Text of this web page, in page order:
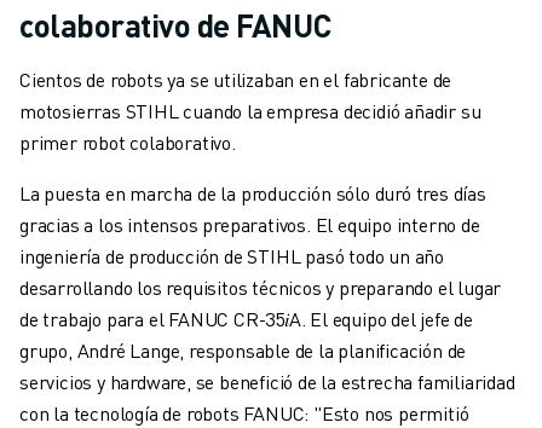
colaborativo de FANUC
Cientos de robots ya se utilizaban en el fabricante de
motosierras STIHL cuando la empresa decidió añadir su
primer robot colaborativo.
La puesta en marcha de la producción sólo duró tres días
gracias a los intensos preparativos. El equipo interno de
ingeniería de producción de STIHL pasó todo un año
desarrollando los requisitos técnicos y preparando el lugar
de trabajo para el FANUC CR-35𝑖A. El equipo del jefe de
grupo, André Lange, responsable de la planificación de
servicios y hardware, se benefició de la estrecha familiaridad
con la tecnología de robots FANUC: "Esto nos permitió